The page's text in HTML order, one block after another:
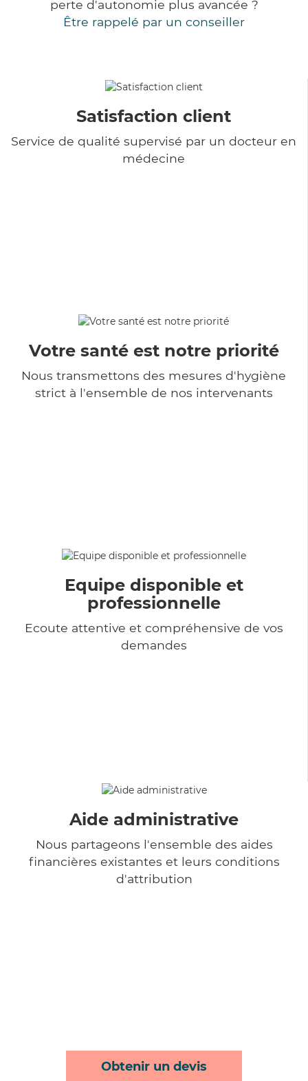
perte d'autonomie plus avancée ?
Être rappelé par un conseiller
Satisfaction client
Service de qualité supervisé par un docteur en
médecine
Votre santé est notre priorité
Nous transmettons des mesures d'hygiène
strict à l'ensemble de nos intervenants
Equipe disponible et
professionnelle
Ecoute attentive et compréhensive de vos
demandes
Aide administrative
Nous partageons l'ensemble des aides
financières existantes et leurs conditions
d'attribution
Obtenir un devis